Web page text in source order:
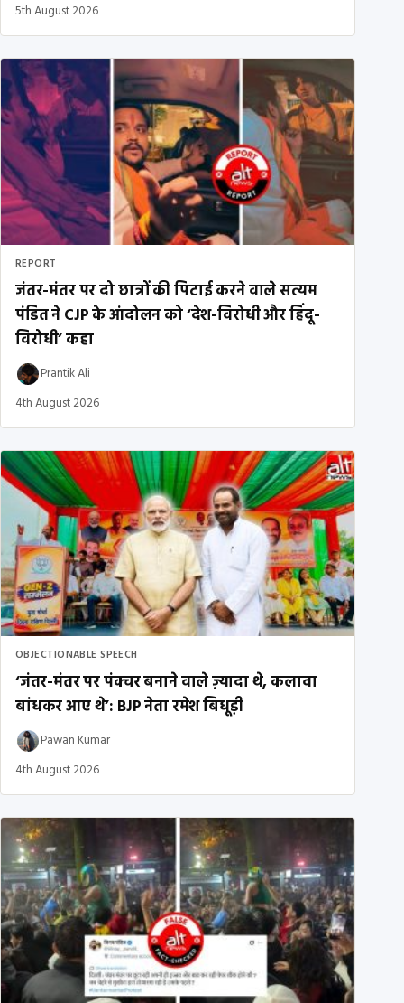
5th August 2026
REPORT
जंतर-मंतर पर दो छात्रों की पिटाई करने वाले सत्यम
पंडित ने CJP के आंदोलन को ‘देश-विरोधी और हिंदू-
विरोधी’ कहा
Prantik Ali
4th August 2026
OBJECTIONABLE SPEECH
‘जंतर-मंतर पर पंक्चर बनाने वाले ज़्यादा थे, कलावा
बांधकर आए थे’: BJP नेता रमेश बिधूड़ी
Pawan Kumar
4th August 2026